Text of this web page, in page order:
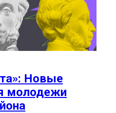
Новые
молодежи